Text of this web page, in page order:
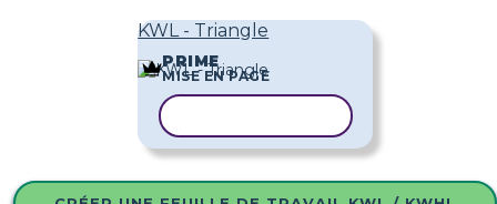
KWL - Triangle
PRIME
MISE EN PAGE